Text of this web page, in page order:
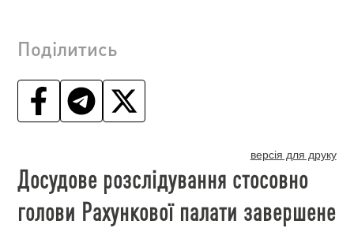
Поділитись
версія для друку
Досудове розслідування стосовно
голови Рахункової палати завершене